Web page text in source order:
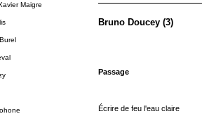
Maigre
Bruno Doucey (3)
Passage
Écrire de feu l'eau claire